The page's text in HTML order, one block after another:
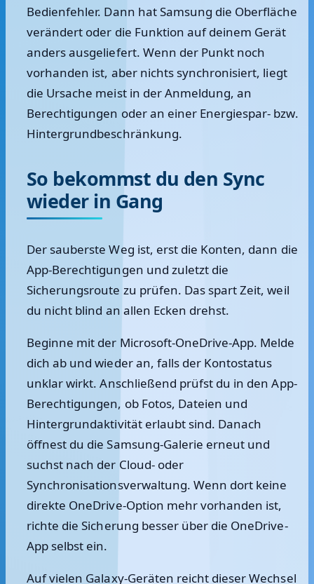
Bedienfehler. Dann hat Samsung die Oberfläche
verändert oder die Funktion auf deinem Gerät
anders ausgeliefert. Wenn der Punkt noch
vorhanden ist, aber nichts synchronisiert, liegt
die Ursache meist in der Anmeldung, an
Berechtigungen oder an einer Energiespar- bzw.
Hintergrundbeschränkung.
So bekommst du den Sync
wieder in Gang
Der sauberste Weg ist, erst die Konten, dann die
App-Berechtigungen und zuletzt die
Sicherungsroute zu prüfen. Das spart Zeit, weil
du nicht blind an allen Ecken drehst.
Beginne mit der Microsoft-OneDrive-App. Melde
dich ab und wieder an, falls der Kontostatus
unklar wirkt. Anschließend prüfst du in den App-
Berechtigungen, ob Fotos, Dateien und
Hintergrundaktivität erlaubt sind. Danach
öffnest du die Samsung-Galerie erneut und
suchst nach der Cloud- oder
Synchronisationsverwaltung. Wenn dort keine
direkte OneDrive-Option mehr vorhanden ist,
richte die Sicherung besser über die OneDrive-
App selbst ein.
Auf vielen Galaxy-Geräten reicht dieser Wechsel